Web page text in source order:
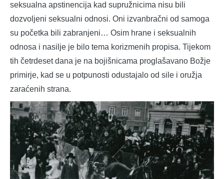
seksualna apstinencija kad supružnicima nisu bili
dozvoljeni seksualni odnosi. Oni izvanbračni od samoga
su početka bili zabranjeni… Osim hrane i seksualnih
odnosa i nasilje je bilo tema korizmenih propisa. Tijekom
tih četrdeset dana je na bojišnicama proglašavano Božje
primirje, kad se u potpunosti odustajalo od sile i oružja
zaraćenih strana.